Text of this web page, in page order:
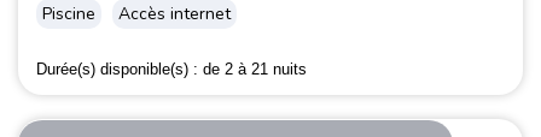
Piscine
Accès internet
Durée(s) disponible(s) : de 2 à 21 nuits